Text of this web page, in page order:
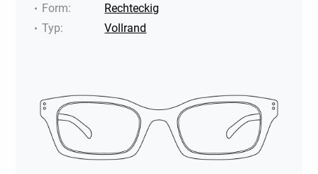
Form:
Rechteckig
Typ: Vollrand